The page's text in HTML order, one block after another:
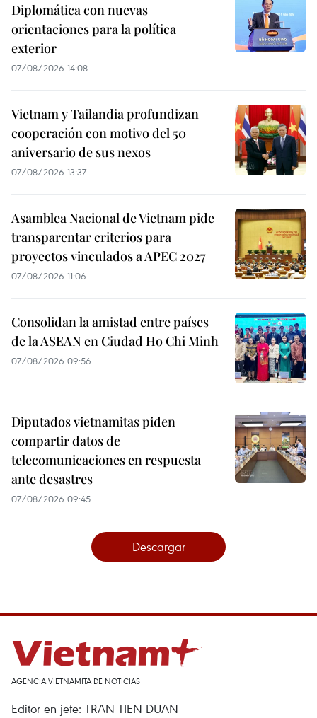
Diplomática con nuevas
orientaciones para la política
exterior
07/08/2026 14:08
Vietnam y Tailandia profundizan
cooperación con motivo del 50
aniversario de sus nexos
07/08/2026 13:37
Asamblea Nacional de Vietnam pide
transparentar criterios para
proyectos vinculados a APEC 2027
07/08/2026 11:06
Consolidan la amistad entre países
de la ASEAN en Ciudad Ho Chi Minh
07/08/2026 09:56
Diputados vietnamitas piden
compartir datos de
telecomunicaciones en respuesta
ante desastres
07/08/2026 09:45
Descargar
AGENCIA VIETNAMITA DE NOTICIAS
Editor en jefe: TRAN TIEN DUAN